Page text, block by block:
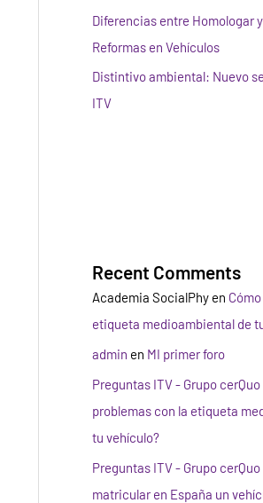
Diferencias entre Homologar
Reformas en Vehículos
Distintivo ambiental: Nuevo
ITV
Recent Comments
Academia SocialPhy en
etiqueta medioambiental de
admin en MI primer foro
Preguntas ITV - Grupo cerQuo
problemas con la etiqueta
tu vehículo?
Preguntas ITV - Grupo cerQuo
matricular en España un